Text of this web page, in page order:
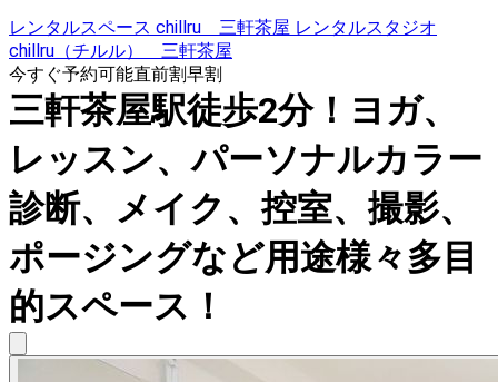
レンタルスペース chillru 三軒茶屋 レンタルスタジオ
chillru（チルル） 三軒茶屋
今すぐ予約可能直前割早割
三軒茶屋駅徒歩2分！ヨガ、
レッスン、パーソナルカラー
診断、メイク、控室、撮影、
ポージングなど用途様々多目
的スペース！